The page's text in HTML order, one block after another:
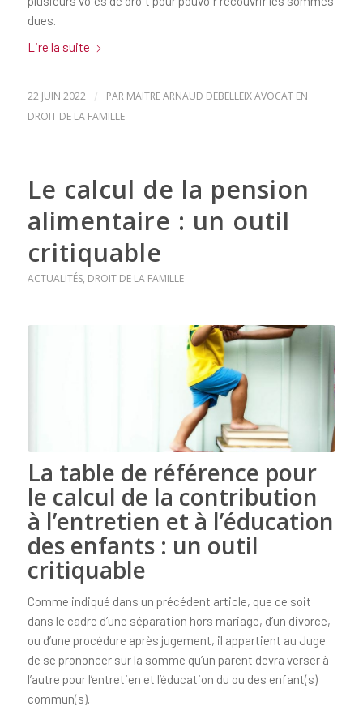
dues.
Lire la suite
22 JUIN 2022 / PAR MAITRE ARNAUD DEBELLEIX AVOCAT EN
DROIT DE LA FAMILLE
Le calcul de la pension
alimentaire : un outil
critiquable
ACTUALITÉS, DROIT DE LA FAMILLE
La table de référence pour
le calcul de la contribution
à l’entretien et à l’éducation
des enfants : un outil
critiquable
Comme indiqué dans un précédent article, que ce soit
dans le cadre d’une séparation hors mariage, d’un divorce,
ou d’une procédure après jugement, il appartient au Juge
de se prononcer sur la somme qu’un parent devra verser à
l’autre pour l’entretien et l’éducation du ou des enfant(s)
commun(s).